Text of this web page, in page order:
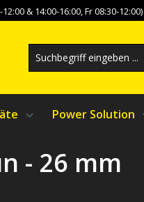
& 14:00-16:00, Fr 08:30-12:00)
Power Solution
- 26 mm